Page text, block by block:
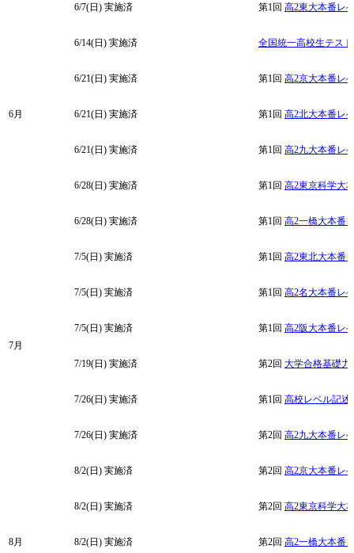
6月
6/7(日) 実施済 第1回 高2東大本番レ
6/14(日) 実施済 全国統一高校生テスト
6/21(日) 実施済 第1回 高2京大本番レ
6/21(日) 実施済 第1回 高2北大本番レ
6/21(日) 実施済 第1回 高2九大本番レ
6/28(日) 実施済 第1回 高2東京科学大
6/28(日) 実施済 第1回 高2一橋大本番
7月
7/5(日) 実施済 第1回 高2東北大本番
7/5(日) 実施済 第1回 高2名大本番レ
7/5(日) 実施済 第1回 高2阪大本番レ
7/19(日) 実施済 第2回 大学合格基礎力
7/26(日) 実施済 第1回 高校レベル記述
7/26(日) 実施済 第2回 高2九大本番レ
8月
8/2(日) 実施済 第2回 高2京大本番レ
8/2(日) 実施済 第2回 高2東京科学大
8/2(日) 実施済 第2回 高2一橋大本番